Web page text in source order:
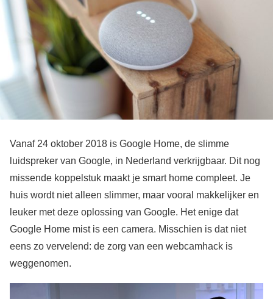
Vanaf 24 oktober 2018 is Google Home, de slimme
luidspreker van Google, in Nederland verkrijgbaar. Dit nog
missende koppelstuk maakt je smart home compleet. Je
huis wordt niet alleen slimmer, maar vooral makkelijker en
leuker met deze oplossing van Google. Het enige dat
Google Home mist is een camera. Misschien is dat niet
eens zo vervelend: de zorg van een webcamhack is
weggenomen.